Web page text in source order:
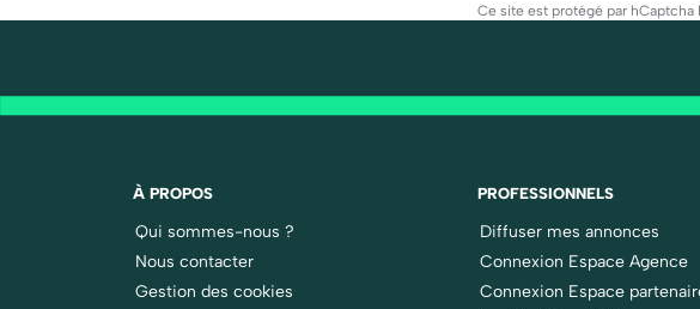
Ce site est protégé par hCaptcha
À PROPOS
Qui sommes-nous ?
Nous contacter
Gestion des cookies
PROFESSIONNELS
Diffuser mes annonces
Connexion Espace Agence
Connexion Espace